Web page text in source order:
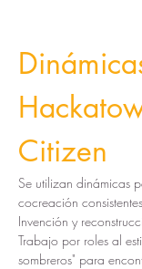
Citizen
Se utilizan dinámicas
cocreación
Invención y
Trabajo por roles al
sombreros" para